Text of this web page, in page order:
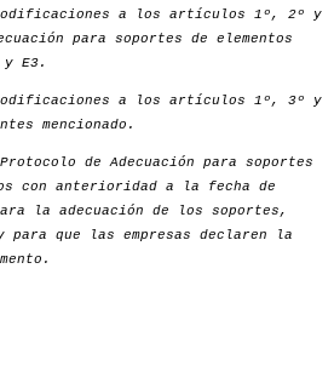
a los artículos 1º, 2º y
para soportes de elementos
E3.
a los artículos 1º, 3º y
mencionado.
de Adecuación para soportes
con anterioridad a la fecha de
la adecuación de los soportes,
que las empresas declaren la